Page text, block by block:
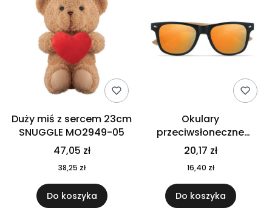
Duży miś z sercem 23cm
SNUGGLE MO2949-05
47,05 zł
38,25 zł
Do koszyka
Okulary
przeciwsłoneczne
CALIFORNIA TOUCH
MO9617-10
20,17 zł
16,40 zł
Do koszyka